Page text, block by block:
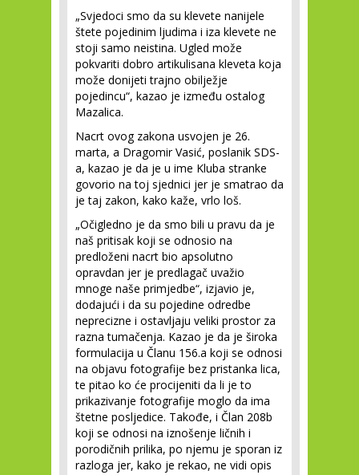
„Svjedoci smo da su klevete nanijele
štete pojedinim ljudima i iza klevete ne
stoji samo neistina. Ugled može
pokvariti dobro artikulisana kleveta koja
može donijeti trajno obilježje
pojedincu“, kazao je između ostalog
Mazalica.
Nacrt ovog zakona usvojen je 26.
marta, a Dragomir Vasić, poslanik SDS-
a, kazao je da je u ime Kluba stranke
govorio na toj sjednici jer je smatrao da
je taj zakon, kako kaže, vrlo loš.
„Očigledno je da smo bili u pravu da je
naš pritisak koji se odnosio na
predloženi nacrt bio apsolutno
opravdan jer je predlagač uvažio
mnoge naše primjedbe“, izjavio je,
dodajući i da su pojedine odredbe
neprecizne i ostavljaju veliki prostor za
razna tumačenja. Kazao je da je široka
formulacija u Članu 156.a koji se odnosi
na objavu fotografije bez pristanka lica,
te pitao ko će procijeniti da li je to
prikazivanje fotografije moglo da ima
štetne posljedice. Takođe, i Član 208b
koji se odnosi na iznošenje ličnih i
porodičnih prilika, po njemu je sporan iz
razloga jer, kako je rekao, ne vidi opis